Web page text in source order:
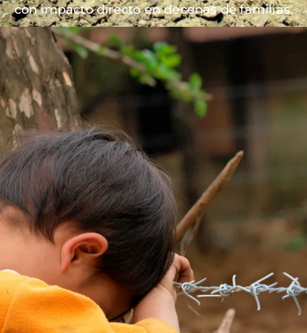
con impacto directo en decenas de familias.